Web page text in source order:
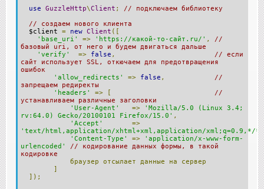
use
GuzzleHttp\Client ;
// подключаем библиотеку
// создаем нового клиента
$client = new Client ([
'base_uri'
=> 'https://какой-то-сайт.ru/' ,
//
базовый uri, от него и будем двигаться дальше
'verify'
=> false ,
// если
сайт использует SSL, откючаем для предотвращения
ошибок
'allow_redirects'
=> false ,
//
запрещаем редиректы
'headers'
=> [
//
устанавливаем различные заголовки
'User-Agent'
=>
'Mozilla/5.0 (Linux 3.4;
rv:64.0) Gecko/20100101 Firefox/15.0' ,
'Accept'
=>
'text/html,application/xhtml+xml,application/xml;q=0.9,*/
'Content-Type'
=>
'application/x-www-form-
urlencoded'
// кодирование данных формы, в такой
кодировке
браузер
отсылает данные на
сервер
]
]);